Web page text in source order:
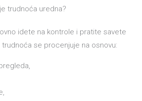
trudnoća uredna?
idete na kontrole i pratite savete
se procenjuje na osnovu: